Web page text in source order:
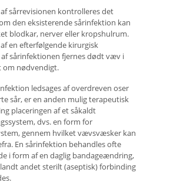
sårrevisionen kontrolleres det
den eksisterende sårinfektion kan
blodkar, nerver eller kropshulrum.
en efterfølgende kirurgisk
sårinfektionen fjernes dødt væv i
om nødvendigt.
ledsages af overdreven oser
sår, er en anden mulig terapeutisk
placeringen af ​​et såkaldt
dvs. en form for
gennem hvilket vævsvæsker kan
En sårinfektion behandles ofte
i form af en daglig bandageændring,
andet sterilt (aseptisk) forbinding